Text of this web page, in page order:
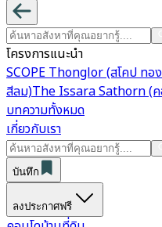
โครงการแนะนำ
SCOPE Thonglor (สโคป ทอ
สีลม)The Issara Sathorn (ค
บทความทั้งหมด
เกี่ยวกับเรา
บันทึก
ลงประกาศฟรี